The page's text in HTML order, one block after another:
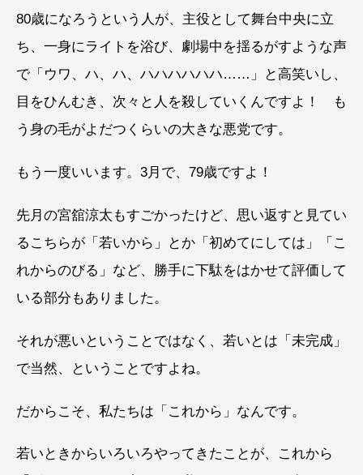
80歳になろうという人が、主役として舞台中央に立
ち、一身にライトを浴び、劇場中を揺るがすような声
で「ウワ、ハ、ハ、ハハハハハハ……」と高笑いし、
目をひんむき、次々と人を殺していくんですよ！ も
う身の毛がよだつくらいの大きな悪党です。
もう一度いいます。3月で、79歳ですよ！
先月の宮舘涼太もすごかったけど、思い返すと見てい
るこちらが「若いから」とか「初めてにしては」「こ
れからのびる」など、勝手に下駄をはかせて評価して
いる部分もありました。
それが悪いということではなく、若いとは「未完成」
で当然、ということですよね。
だからこそ、私たちは「これから」なんです。
若いときからいろいろやってきたことが、これから